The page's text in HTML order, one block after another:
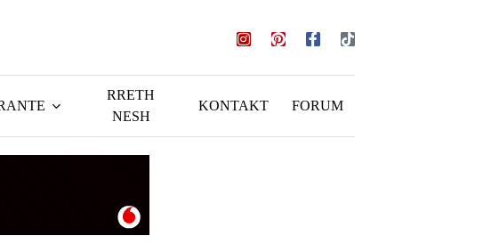
RRETH
NESH
KONTAKT FORUM